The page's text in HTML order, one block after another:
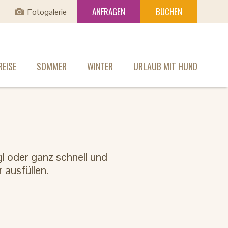
ANFRAGEN BUCHEN
Fotogalerie
SOMMER WINTER URLAUB MIT HUND
oder ganz schnell und
ausfüllen.